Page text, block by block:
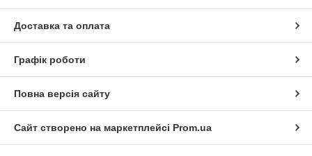
Доставка та оплата
Графік роботи
Повна версія сайту
Сайт створено на маркетплейсі Prom.ua